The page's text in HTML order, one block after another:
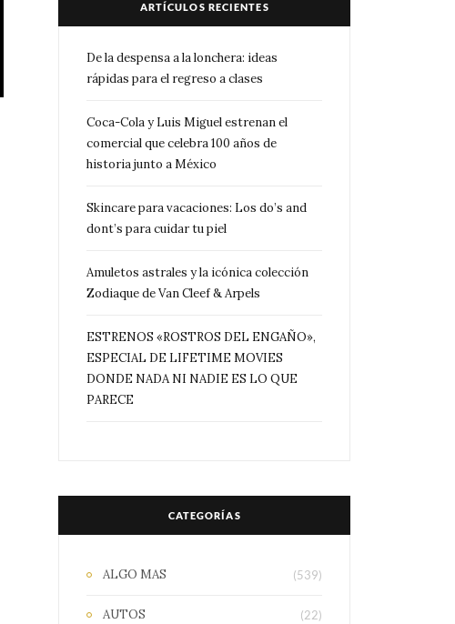
ARTÍCULOS RECIENTES
De la despensa a la lonchera: ideas
rápidas para el regreso a clases
Coca-Cola y Luis Miguel estrenan el
comercial que celebra 100 años de
historia junto a México
Skincare para vacaciones: Los do’s and
dont’s para cuidar tu piel
Amuletos astrales y la icónica colección
Zodiaque de Van Cleef & Arpels
ESTRENOS «ROSTROS DEL ENGAÑO»,
ESPECIAL DE LIFETIME MOVIES
DONDE NADA NI NADIE ES LO QUE
PARECE
CATEGORÍAS
ALGO MAS (539)
AUTOS (22)